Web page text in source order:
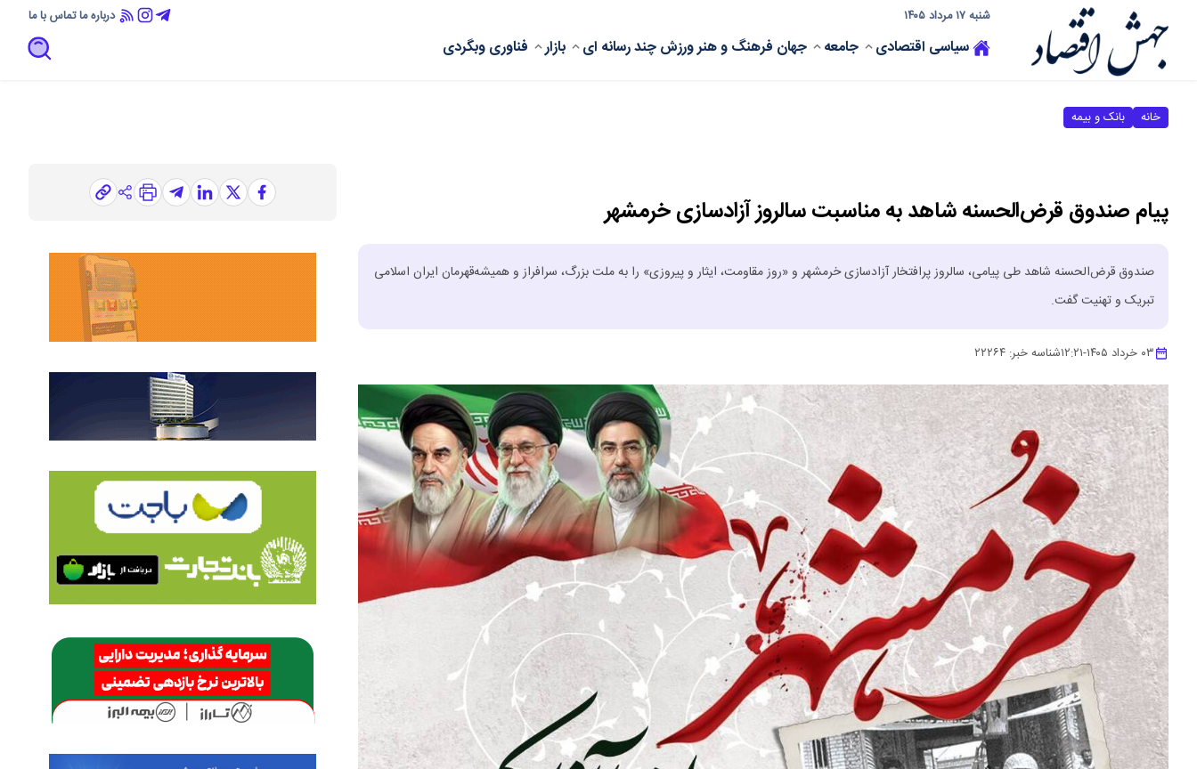
شنبه ۱۷ مرداد ۱۴۰۵ درباره ماتماس با ما
سیاسی اقتصادی جامعه جهان فرهنگ و هنرورزشچند رسانه ای بازار فناوریوبگردی
خانه بانک و بیمه
پیام صندوق قرض‌الحسنه شاهد به مناسبت سالروز آزادسازی خرمشهر‌
صندوق قرض‌الحسنه شاهد طی پیامی، سالروز پرافتخار آزادسازی خرمشهر و «روز مقاومت، ایثار و پیروزی» را به ملت بزرگ، سرافراز و همیشه‌قهرمان ایران اسلامی
تبریک و تهنیت گفت.‌
۰۳ خرداد ۱۴۰۵ -۱۲:۲۱شناسه خبر: ۲۲۲۶۴